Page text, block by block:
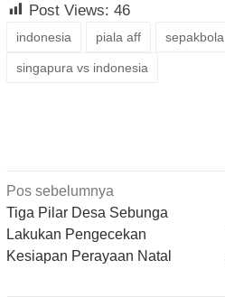
Post Views: 46
indonesia piala aff sepakbola
singapura vs indonesia
Navigasi
pos
Pos sebelumnya
Tiga Pilar Desa Sebunga
Lakukan Pengecekan
Kesiapan Perayaan Natal